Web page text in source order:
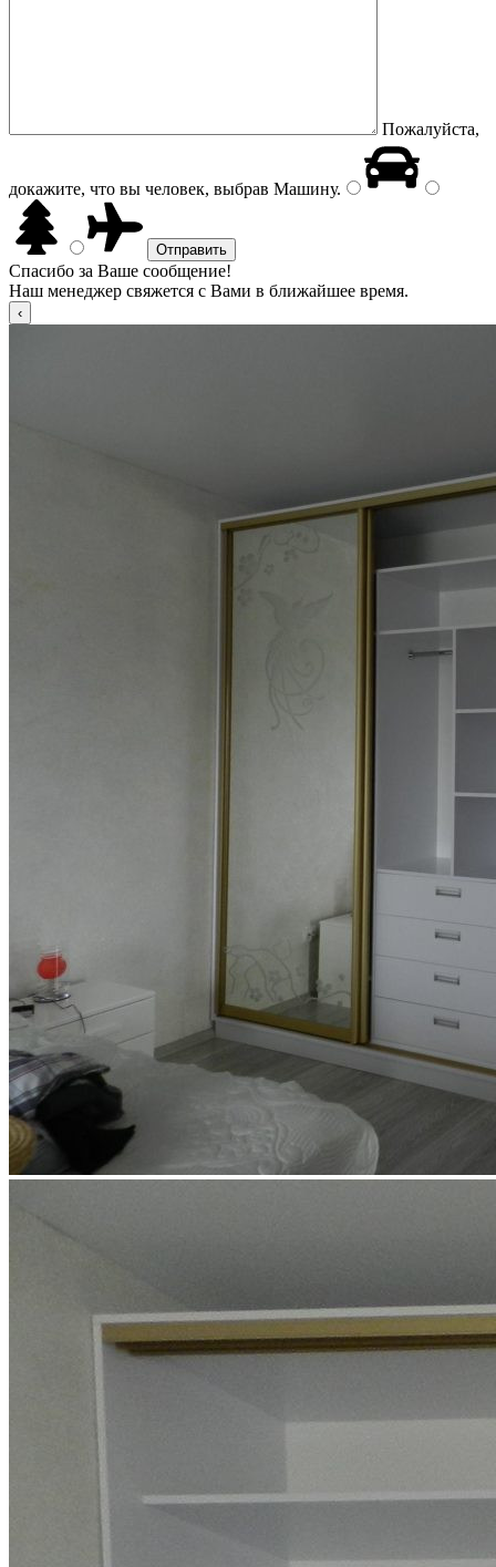
Пожалуйста,
докажите, что вы человек, выбрав Машину.
Спасибо за Ваше сообщение!
Наш менеджер свяжется с Вами в ближайшее время.